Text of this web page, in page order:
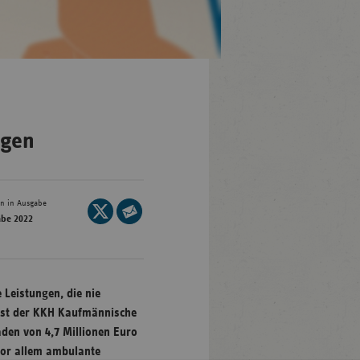
in Ausgabe
2022
Seite
auf
teilen
Leistungen, die nie
der KKH Kaufmännische
von 4,7 Millionen Euro
allem ambulante